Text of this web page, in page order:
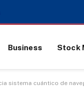
Business Stock
sistema cuántico de